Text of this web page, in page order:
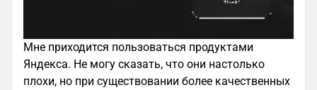
Мне приходится пользоваться продуктами
Яндекса. Не могу сказать, что они настолько
плохи, но при существовании более качественных